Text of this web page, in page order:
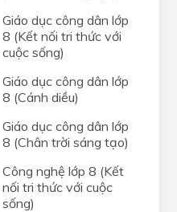
Giáo dục công dân lớp
8 (Kết nối tri thức với
cuộc sống)
Giáo dục công dân lớp
8 (Cánh diều)
Giáo dục công dân lớp
8 (Chân trời sáng tạo)
Công nghệ lớp 8 (Kết
nối tri thức với cuộc
sống)